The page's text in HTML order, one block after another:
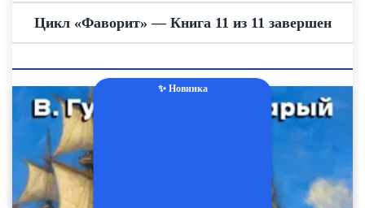
Цикл «Фаворит» — Книга 11 из 11 завершен
✨ Новинка